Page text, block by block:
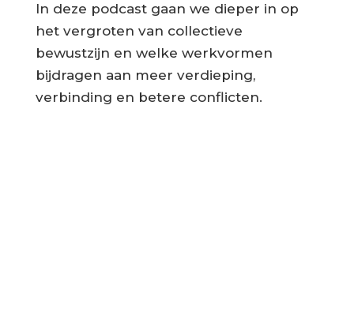
In deze podcast gaan we dieper in op
het vergroten van collectieve
bewustzijn en welke werkvormen
bijdragen aan meer verdieping,
verbinding en betere conflicten.